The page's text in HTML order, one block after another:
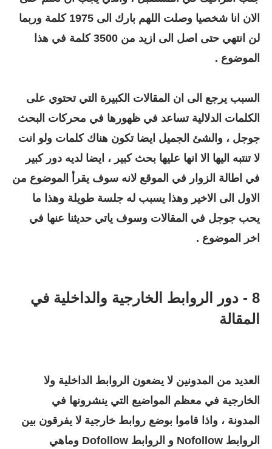
الان انا شخصيا وصلت اللهم بارك الى 1975 كلمة وربما
لن انتهي حتى اصل الى ازيد من 3500 كلمة في هذا
الموضوع .
السبب يرجع الى ان المقالات الكبيرة التي تحتوي على
الكلمات الدلالية تساعد في ظهورها في محركات البحث
جوجل ، والشئ الجميل ايضا تكون هناك كلمات ولو انت
لا تنتبه اليها الا انها عليها بحث كبير ، ايضا لديه دور كبير
في اطالة الزوار في الموقع لانه سوف يقرأ الموضوع من
الاول الى الاخير وهذا يسبب له جلسة طويلة وهذا ما
يحب جوجل في المقالات وسوف ياتي حديثنا عنها في
اخر الموضوع .
8 -
دور الروابط الخارجية والداخلية في
المقالة
العديد من المدونين لا يضعون الروابط الداخلية ولا
الخارجية في معظم المواضيع التي ينشرونها في
المدونة ، واذا قاموا بوضع روابط خارجية لا يفرقون بين
الروابط Nofollow و الروابط Dofollow وماهي